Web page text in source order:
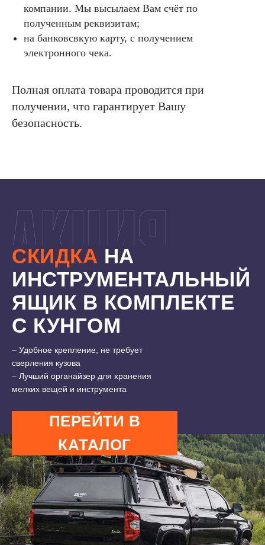
компании. Мы высылаем Вам счёт по
полученным реквизитам;
на банковсвкую карту, с получением
электронного чека.
Полная оплата товара проводится при
получении, что гарантирует Вашу
безопасность.
7500 ₽ 11000 ₽
СКИДКА НА
ИНСТРУМЕНТАЛЬНЫЙ
ЯЩИК В КОМПЛЕКТЕ
С КУНГОМ
– Удобное крепление, не требует
сверления кузова
– Лучший органайзер для хранения
мелких вещей и инструмента
ПЕРЕЙТИ В
КАТАЛОГ